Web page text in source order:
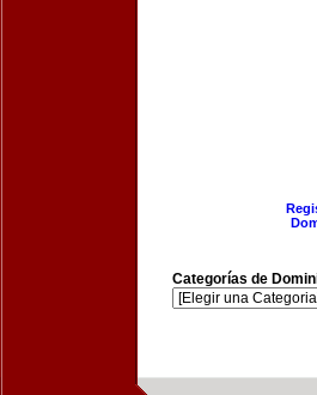
Categorías de